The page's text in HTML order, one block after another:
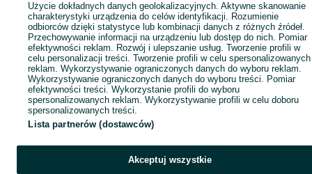
Użycie dokładnych danych geolokalizacyjnych. Aktywne skanowanie
charakterystyki urządzenia do celów identyfikacji. Rozumienie
odbiorców dzięki statystyce lub kombinacji danych z różnych źródeł.
Przechowywanie informacji na urządzeniu lub dostęp do nich. Pomiar
efektywności reklam. Rozwój i ulepszanie usług. Tworzenie profili w
celu personalizacji treści. Tworzenie profili w celu spersonalizowanych
reklam. Wykorzystywanie ograniczonych danych do wyboru reklam.
Wykorzystywanie ograniczonych danych do wyboru treści. Pomiar
efektywności treści. Wykorzystanie profili do wyboru
spersonalizowanych reklam. Wykorzystywanie profili w celu doboru
spersonalizowanych treści.
Lista partnerów (dostawców)
Akceptuj wszystkie